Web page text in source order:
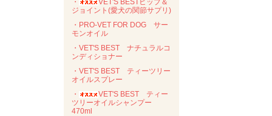
・
VET'S BESTヒップ＆
ジョイント(愛犬の関節サプリ)
・PRO-VET FOR DOG サー
モンオイル
・VET'S BEST ナチュラルコ
ンディショナー
・VET'S BEST ティーツリー
オイルスプレー
・
VET'S BEST ティー
ツリーオイルシャンプー
470ml